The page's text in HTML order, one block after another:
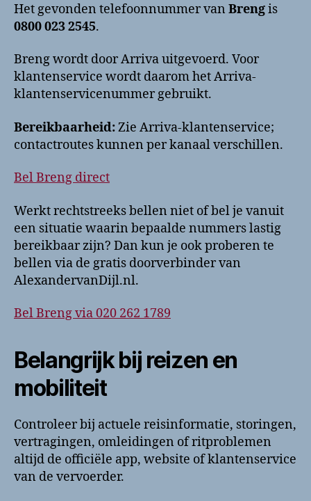
Het gevonden telefoonnummer van Brengis
0800 023 2545.
Breng wordt door Arriva uitgevoerd. Voor
klantenservice wordt daarom het Arriva-
klantenservicenummer gebruikt.
Bereikbaarheid:Zie Arriva-klantenservice;
contactroutes kunnen per kanaal verschillen.
Bel Breng direct
Werkt rechtstreeks bellen niet of bel je vanuit
een situatie waarin bepaalde nummers lastig
bereikbaar zijn? Dan kun je ook proberen te
bellen via de gratis doorverbinder van
AlexandervanDijl.nl.
Bel Breng via 020 262 1789
Belangrijk bij reizen en
mobiliteit
Controleer bij actuele reisinformatie, storingen,
vertragingen, omleidingen of ritproblemen
altijd de officiële app, website of klantenservice
van de vervoerder.